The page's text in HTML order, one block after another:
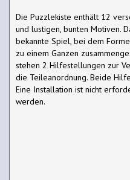
Die Puzzlekiste enthält 12
und lustigen, bunten Motiven.
bekannte Spiel, bei dem
zu einem Ganzen
stehen 2 Hilfestellungen zur
die Teileanordnung. Beide
Eine Installation ist nicht
werden.